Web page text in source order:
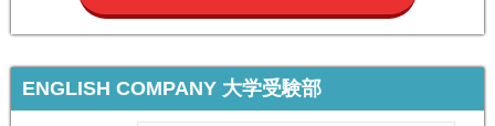
ENGLISH COMPANY 大学受験部